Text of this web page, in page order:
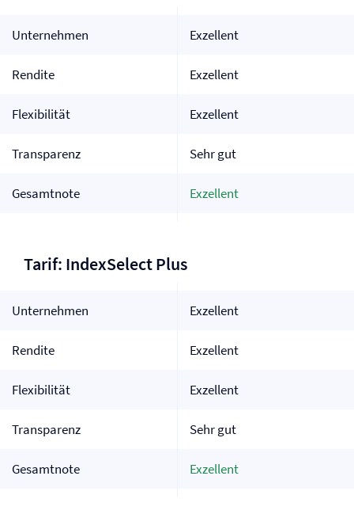
Unternehmen Exzellent
Rendite Exzellent
Flexibilität Exzellent
Transparenz Sehr gut
Gesamtnote Exzellent
Tarif: IndexSelect Plus
Unternehmen Exzellent
Rendite Exzellent
Flexibilität Exzellent
Transparenz Sehr gut
Gesamtnote Exzellent